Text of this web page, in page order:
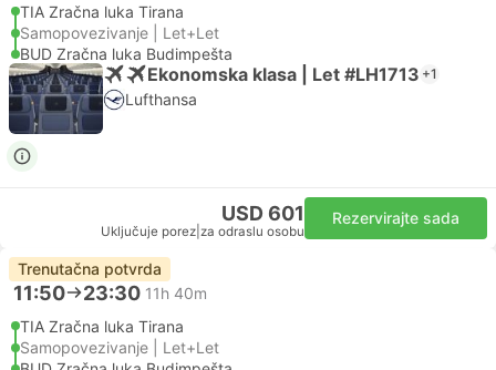
TIA Zračna luka Tirana
Samopovezivanje | Let+Let
BUD Zračna luka Budimpešta
Ekonomska klasa | Let #LH1713 +1
Lufthansa
USD 601
Uključuje porez za odraslu osobu
Rezervirajte sada
Trenutačna potvrda
11:50 23:30 11h 40m
TIA Zračna luka Tirana
Samopovezivanje | Let+Let